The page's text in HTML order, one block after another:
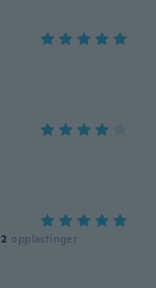
2 opplastinger